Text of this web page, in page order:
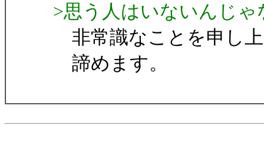
>思う人はいないんじ
非常識なことを申し
諦めます。